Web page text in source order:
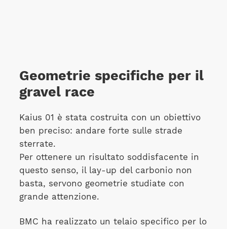
Geometrie specifiche per il
gravel race
Kaius 01 è stata costruita con un obiettivo
ben preciso: andare forte sulle strade
sterrate.
Per ottenere un risultato soddisfacente in
questo senso, il lay-up del carbonio non
basta, servono geometrie studiate con
grande attenzione.
BMC ha realizzato un telaio specifico per lo